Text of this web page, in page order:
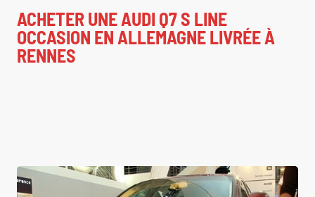
ACHETER UNE AUDI Q7 S LINE
OCCASION EN ALLEMAGNE LIVRÉE À
RENNES